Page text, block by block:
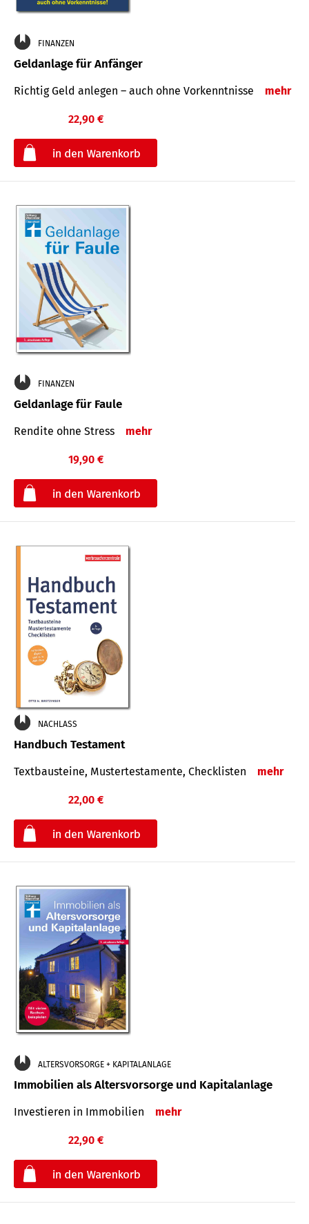
FINANZEN
Geldanlage für Anfänger
Richtig Geld anlegen – auch ohne Vorkenntnisse mehr
22,90 €
FINANZEN
Geldanlage für Faule
Rendite ohne Stress mehr
19,90 €
NACHLASS
Handbuch Testament
Textbausteine, Mustertestamente, Checklisten mehr
22,00 €
ALTERSVORSORGE + KAPITALANLAGE
Immobilien als Altersvorsorge und Kapitalanlage
Investieren in Immobilien mehr
22,90 €